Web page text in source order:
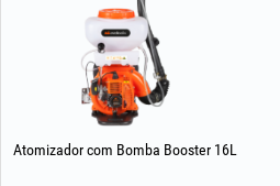
Atomizador com Bomba Booster 16L